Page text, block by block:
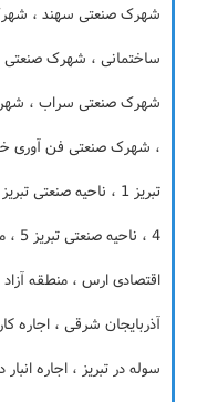
شهرک صنعتی سهند ،
ساختمانی ، شهرک
شهرک صنعتی سراب ،
، شهرک صنعتی فن آوری
4
اقتصادی ارس ، منطقه
آذربایجان شرقی ، اجاره
سوله در تبریز ، اجاره